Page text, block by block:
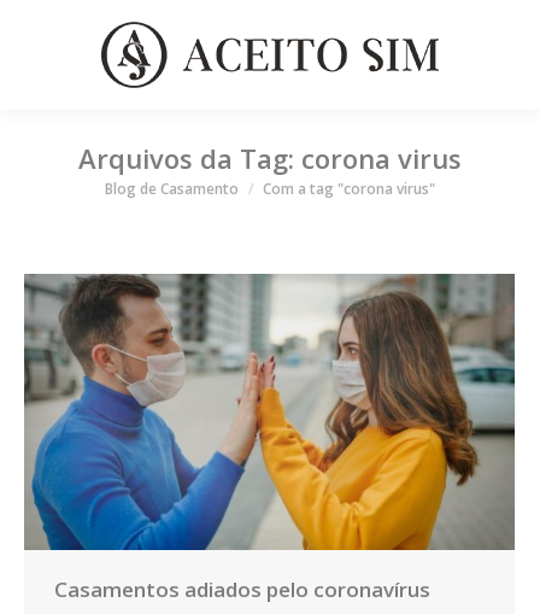
Arquivos da Tag: corona virus
Você está aqui
Blog de Casamento Com a tag "corona virus"
Casamentos adiados pelo coronavírus